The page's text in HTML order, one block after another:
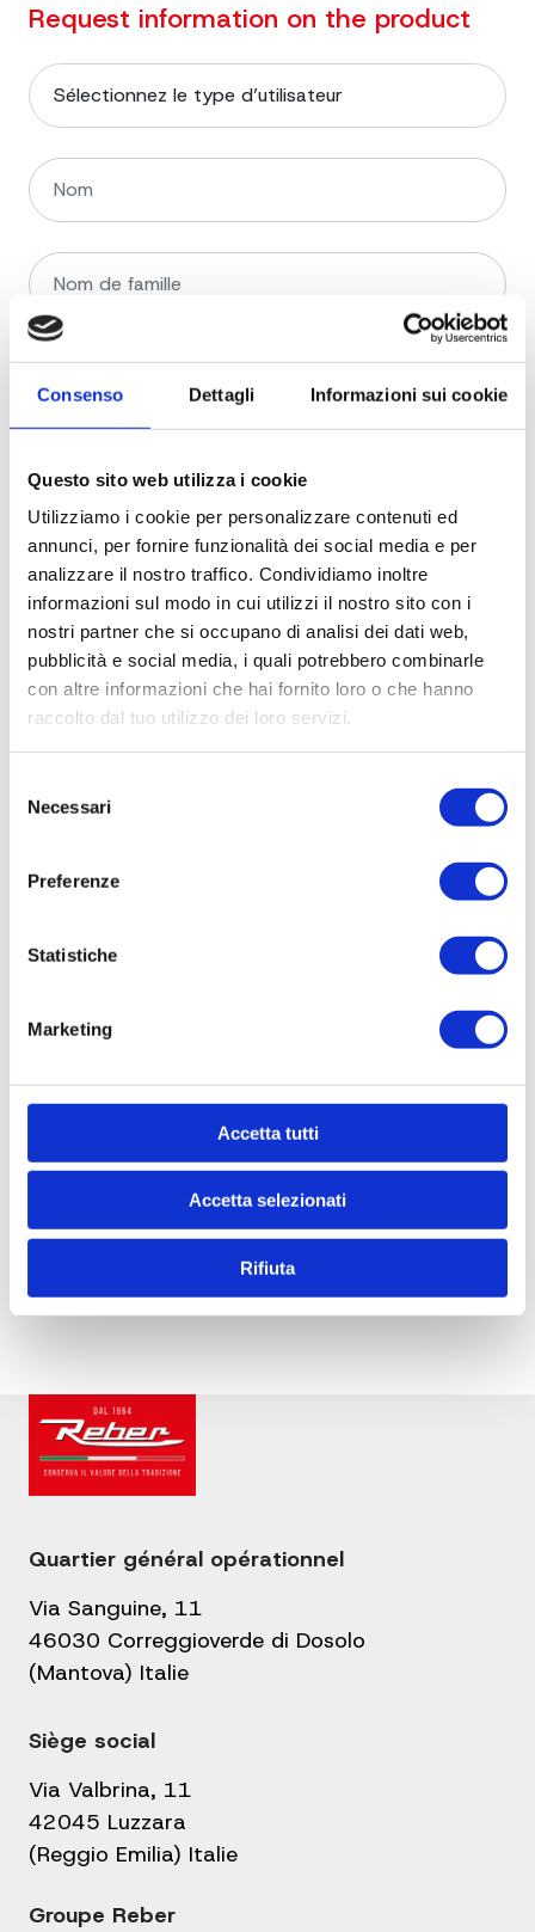
Consenso Dettagli Informazioni sui cookie
Questo sito web utilizza i cookie
Utilizziamo i cookie per personalizzare contenuti ed
annunci, per fornire funzionalità dei social media e per
analizzare il nostro traffico. Condividiamo inoltre
informazioni sul modo in cui utilizzi il nostro sito con i
nostri partner che si occupano di analisi dei dati web,
pubblicità e social media, i quali potrebbero combinarle
con altre informazioni che hai fornito loro o che hanno
raccolto dal tuo utilizzo dei loro servizi.
delNecessari
Preferenze
Statistiche
Marketing
Accetta tutti
Accetta selezionati
Rifiuta
Request information on the product
Je déclare être majeur(e) et avoir pris
connaissance de laPolitique de confidentialité
Quartier général opérationnel
Via Sanguine, 11
46030 Correggioverde di Dosolo
(Mantova) Italie
Siège social
Via Valbrina, 11
42045 Luzzara
(Reggio Emilia) Italie
Groupe Reber